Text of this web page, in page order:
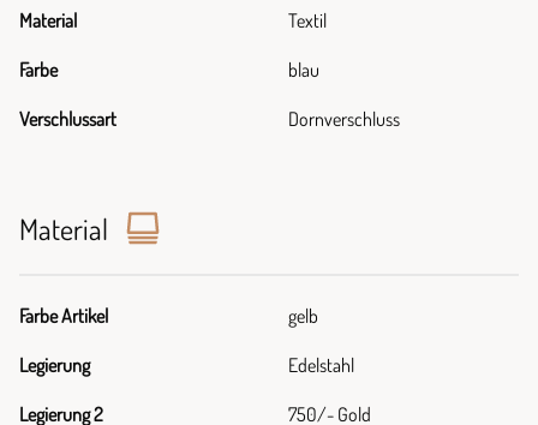
Material Textil
Farbe blau
Verschlussart Dornverschluss
Material
Farbe Artikel gelb
Legierung Edelstahl
Legierung 2 750/- Gold